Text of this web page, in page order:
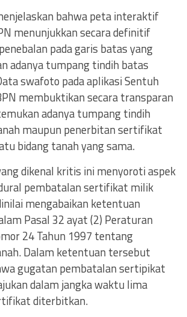
bahwa peta interaktif
menunjukkan secara definitif
pada garis batas yang
adanya tumpang tindih batas
swafoto pada aplikasi Sentuh
membuktikan secara transparan
adanya tumpang tindih
maupun penerbitan sertifikat
bidang tanah yang sama.
dikenal kritis ini menyoroti aspek
pembatalan sertifikat milik
mengabaikan ketentuan
Pasal 32 ayat (2) Peraturan
24 Tahun 1997 tentang
Dalam ketentuan tersebut
gugatan pembatalan sertipikat
dalam jangka waktu lima
diterbitkan.